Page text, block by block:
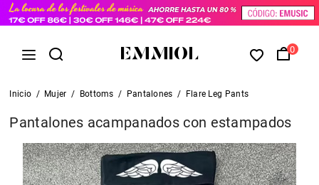
0
Inicio / Mujer / Bottoms / Pantalones / Flare Leg Pants
Pantalones acampanados con estampados